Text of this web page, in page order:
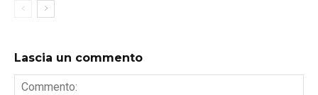
Lascia un commento